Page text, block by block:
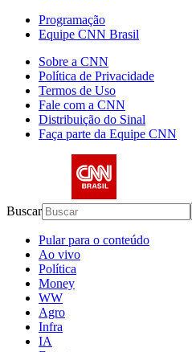
Programação
Equipe CNN Brasil
Sobre a CNN
Política de Privacidade
Termos de Uso
Fale com a CNN
Distribuição do Sinal
Faça parte da Equipe CNN
Buscar
Pular para o conteúdo
Ao vivo
Política
Money
WW
Agro
Infra
IA